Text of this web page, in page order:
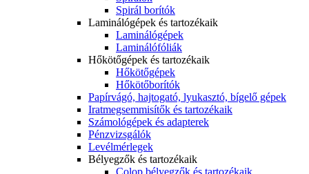
Spirál borítók
Laminálógépek és tartozékaik
Laminálógépek
Laminálófóliák
Hőkötőgépek és tartozékaik
Hőkötőgépek
Hőkötőborítók
Papírvágó, hajtogató, lyukasztó, bígelő gépek
Iratmegsemmisítők és tartozékaik
Számológépek és adapterek
Pénzvizsgálók
Levélmérlegek
Bélyegzők és tartozékaik
Colop bélyegzők és tartozékaik